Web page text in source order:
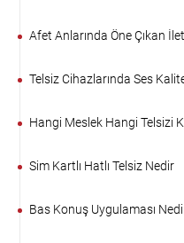
Afet Anlarında Öne Çıkan
Telsiz Cihazlarında Ses
Hangi Meslek Hangi Telsizi
Sim Kartlı Hatlı Telsiz Nedir
Bas Konuş Uygulaması